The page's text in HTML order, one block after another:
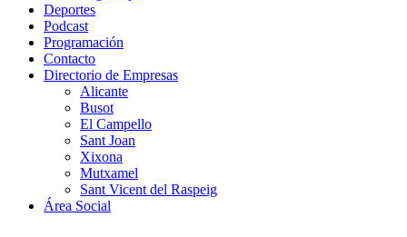
Deportes
Podcast
Programación
Contacto
Directorio de Empresas
Alicante
Busot
El Campello
Sant Joan
Xixona
Mutxamel
Sant Vicent del Raspeig
Área Social